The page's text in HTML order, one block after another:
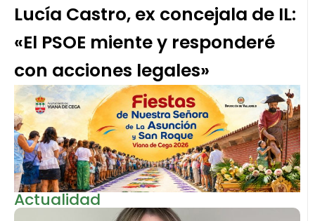
Lucía Castro, ex concejala de IL:
«El PSOE miente y responderé
con acciones legales»
Actualidad